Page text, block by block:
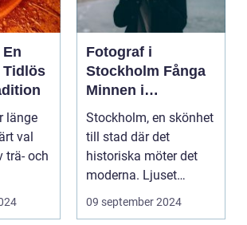
Tidlös
länge
val
trä- och
Fotograf i
Stockholm Fånga
Minnen i
Huvudstaden
Stockholm, en skönhet
till stad där det
historiska möter det
moderna. Ljuset
reflekte...
09 september 2024